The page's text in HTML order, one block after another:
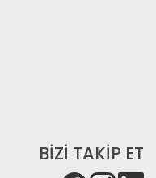
BİZİ TAKİP ET